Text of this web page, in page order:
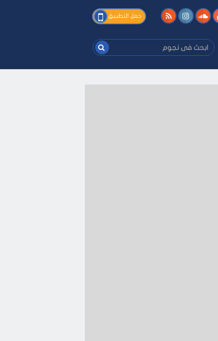
حمل التطبيق
ابحث
فى
فى